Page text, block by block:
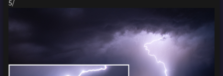
5/